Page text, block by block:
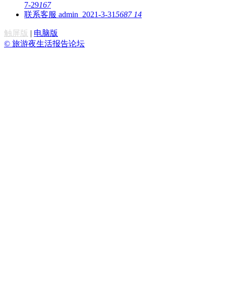
7-29167
联系客服 admin 2021-3-315687 14
触屏版 | 电脑版
© 旅游夜生活报告论坛